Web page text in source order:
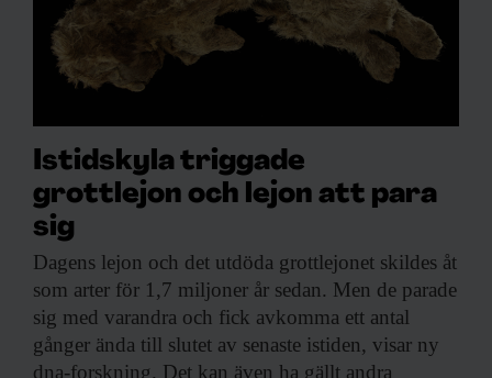
Istidskyla triggade
grottlejon och lejon att para
sig
Dagens lejon och det utdöda grottlejonet skildes åt
som arter för 1,7 miljoner år sedan. Men de parade
sig med varandra och fick avkomma ett antal
gånger ända till slutet av senaste istiden, visar ny
dna-forskning. Det kan även ha gällt andra